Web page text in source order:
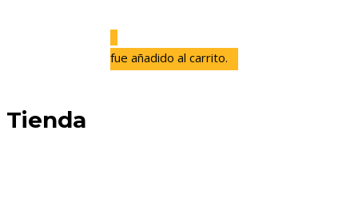
fue añadido al carrito.
Tienda